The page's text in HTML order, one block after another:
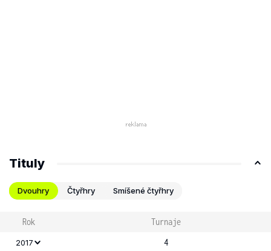
Tituly
Dvouhry Čtyřhry Smíšené čtyřhry
Rok Turnaje
2017 4